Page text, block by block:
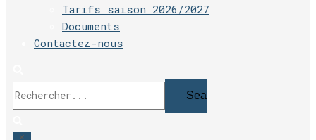
Tarifs saison 2026/2027
Documents
Contactez-nous
Rechercher...